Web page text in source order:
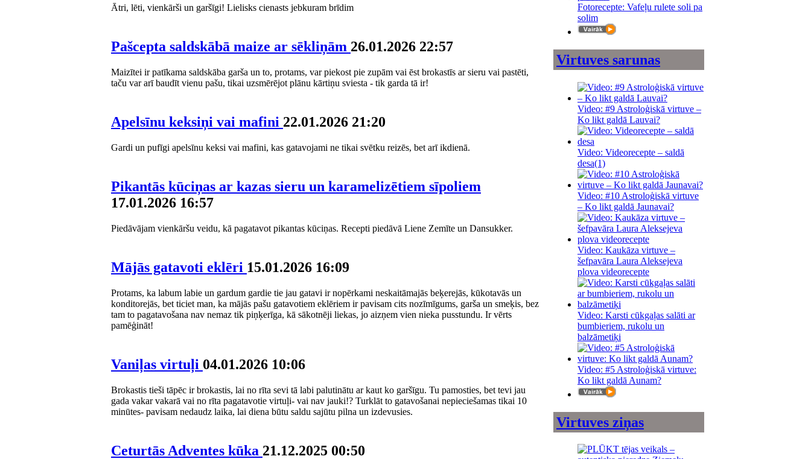
Ātri, lēti, vienkārši un garšīgi! Lielisks cienasts jebkuram brīdim
Pašcepta saldskābā maize ar sēkliņām 26.01.2026 22:57
Maizītei ir patīkama saldskāba garša un to, protams, var piekost pie zupām vai ēst brokastīs ar sieru vai pastēti,
taču var arī baudīt vienu pašu, tikai uzsmērējot plānu kārtiņu sviesta - tik garda tā ir!
Apelsīnu keksiņi vai mafini 22.01.2026 21:20
Gardi un pufīgi apelsīnu keksi vai mafini, kas gatavojami ne tikai svētku reizēs, bet arī ikdienā.
Pikantās kūciņas ar kazas sieru un karamelizētiem sīpoliem
17.01.2026 16:57
Piedāvājam vienkāršu veidu, kā pagatavot pikantas kūciņas. Recepti piedāvā Liene Zemīte un Dansukker.
Mājās gatavoti eklēri 15.01.2026 16:09
Protams, ka labum labie un gardum gardie tie jau gatavi ir nopērkami neskaitāmajās beķerejās, kūkotavās un
konditorejās, bet ticiet man, ka mājās pašu gatavotiem eklēriem ir pavisam cits nozīmīgums, garša un smeķis, bez
tam to pagatavošana nav nemaz tik piņķerīga, kā sākotnēji liekas, jo aizņem vien nieka pusstundu. Ir vērts
pamēģināt!
Vaniļas virtuļi 04.01.2026 10:06
Brokastis tieši tāpēc ir brokastis, lai no rīta sevi tā labi palutinātu ar kaut ko garšīgu. Tu pamosties, bet tevi jau
gada vakar vakarā vai no rīta pagatavotie virtuļi- vai nav jauki!? Turklāt to gatavošanai nepieciešamas tikai 10
minūtes- pavisam nedaudz laika, lai diena būtu saldu sajūtu pilna un izdevusies.
Ceturtās Adventes kūka 21.12.2025 00:50
Fotorecepte: Vafeļu rulete soli pa
solim
Virtuves sarunas
Video: #9 Astroloģiskā virtuve –
Ko likt galdā Lauvai?
Video: Videorecepte – saldā
desa(1)
Video: #10 Astroloģiskā virtuve
– Ko likt galdā Jaunavai?
Video: Kaukāza virtuve –
šefpavāra Laura Aleksejeva
plova videorecepte
Video: Karsti cūkgaļas salāti ar
bumbieriem, rukolu un
balzāmetiķi
Video: #5 Astroloģiskā virtuve:
Ko likt galdā Aunam?
Virtuves ziņas